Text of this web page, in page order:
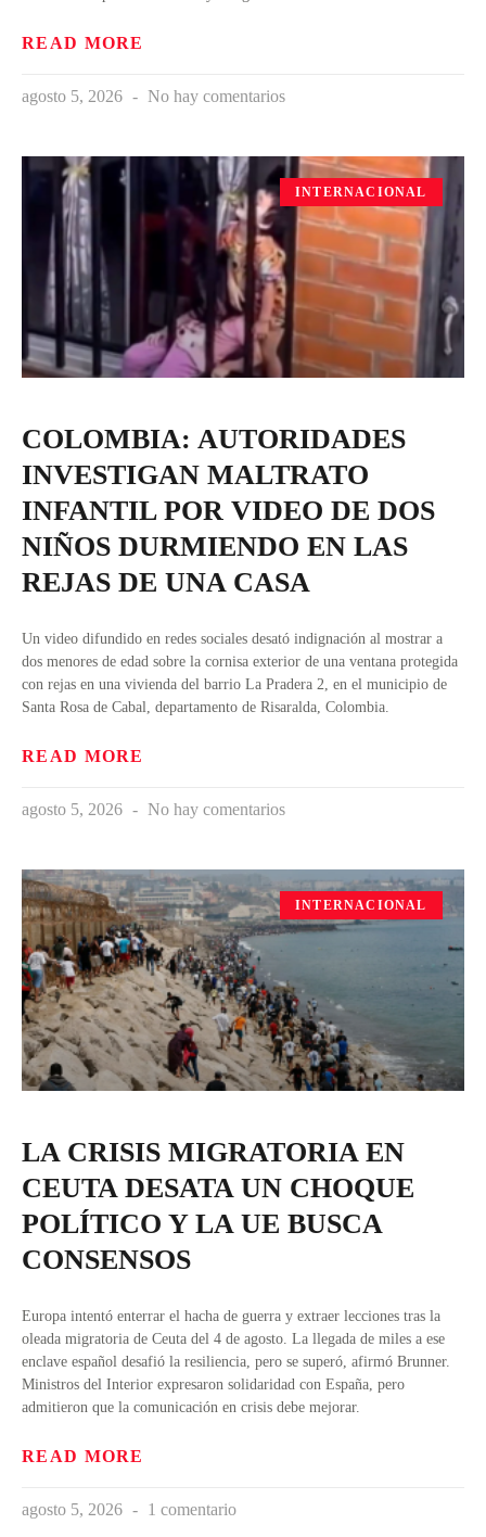
READ MORE
agosto 5, 2026 No hay comentarios
INTERNACIONAL
COLOMBIA: AUTORIDADES
INVESTIGAN MALTRATO
INFANTIL POR VIDEO DE DOS
NIÑOS DURMIENDO EN LAS
REJAS DE UNA CASA
Un video difundido en redes sociales desató indignación al mostrar a
dos menores de edad sobre la cornisa exterior de una ventana protegida
con rejas en una vivienda del barrio La Pradera 2, en el municipio de
Santa Rosa de Cabal, departamento de Risaralda, Colombia.
READ MORE
agosto 5, 2026 No hay comentarios
INTERNACIONAL
LA CRISIS MIGRATORIA EN
CEUTA DESATA UN CHOQUE
POLÍTICO Y LA UE BUSCA
CONSENSOS
Europa intentó enterrar el hacha de guerra y extraer lecciones tras la
oleada migratoria de Ceuta del 4 de agosto. La llegada de miles a ese
enclave español desafió la resiliencia, pero se superó, afirmó Brunner.
Ministros del Interior expresaron solidaridad con España, pero
admitieron que la comunicación en crisis debe mejorar.
READ MORE
agosto 5, 2026 1 comentario